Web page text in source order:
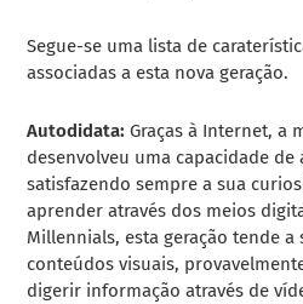
Segue-se uma lista de
associadas a esta nova geração.
Autodidata: Graças à Internet, a
desenvolveu uma capacidade
satisfazendo sempre a sua
aprender através dos meios
Millennials, esta geração tende
conteúdos visuais,
digerir informação através de